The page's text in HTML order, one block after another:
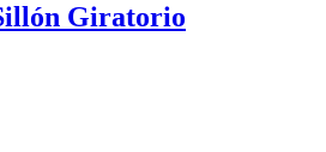
Giratorio